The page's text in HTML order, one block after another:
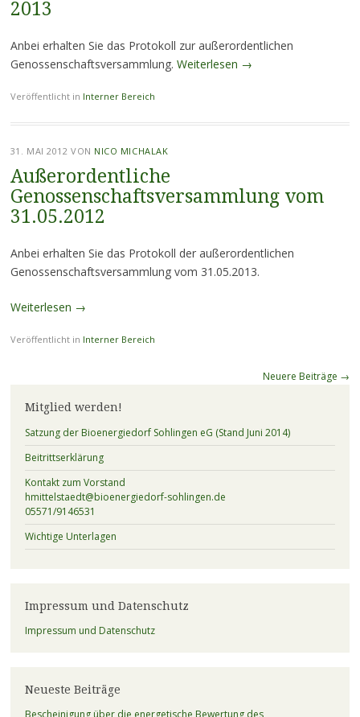
2013
Anbei erhalten Sie das Protokoll zur außerordentlichen
Genossenschaftsversammlung. Weiterlesen →
Veröffentlicht in Interner Bereich
31. MAI 2012 VON NICO MICHALAK
Außerordentliche
Genossenschaftsversammlung vom
31.05.2012
Anbei erhalten Sie das Protokoll der außerordentlichen
Genossenschaftsversammlung vom 31.05.2013.
Weiterlesen →
Veröffentlicht in Interner Bereich
Neuere Beiträge →
Mitglied werden!
Satzung der Bioenergiedorf Sohlingen eG (Stand Juni 2014)
Beitrittserklärung
Kontakt zum Vorstand
hmittelstaedt@bioenergiedorf-sohlingen.de
05571/9146531
Wichtige Unterlagen
Impressum und Datenschutz
Impressum und Datenschutz
Neueste Beiträge
Bescheinigung über die energetische Bewertung des